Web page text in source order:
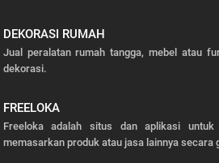
DEKORASI RUMAH
Jual peralatan rumah tangga, mebel atau
dekorasi.
FREELOKA
Freeloka adalah situs dan aplikasi
memasarkan produk atau jasa lainnya secara